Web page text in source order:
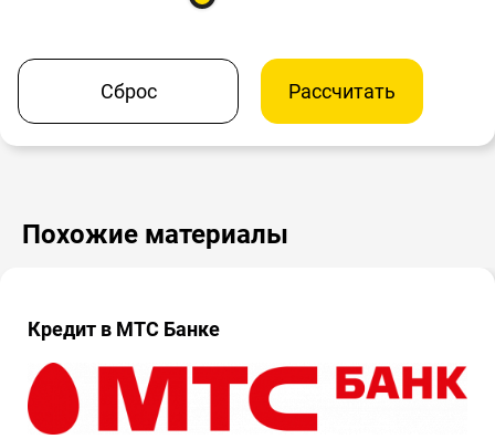
Сброс Рассчитать
Похожие материалы
Кредит в МТС Банке